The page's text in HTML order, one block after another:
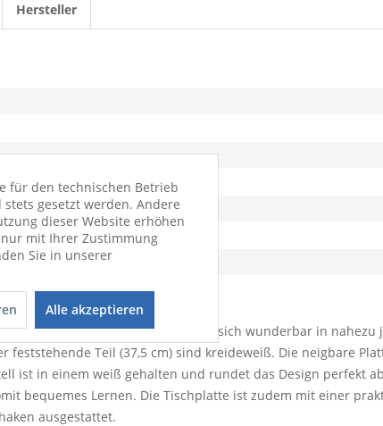
Hersteller
einem schicken Design, welches sich wunderbar in nahezu
Teil (37,5 cm) sind kreideweiß. Die neigbare
ist in einem weiß gehalten und rundet das Design perfekt
bequemes Lernen. Die Tischplatte ist zudem mit einer
ausgestattet.
für den technischen Betrieb
gesetzt werden. Andere
dieser Website erhöhen
mit Ihrer Zustimmung
Sie in unserer
Alle akzeptieren